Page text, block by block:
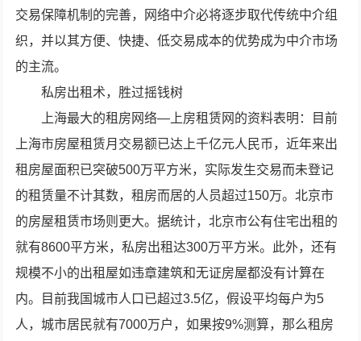
交易保障机制的完善，网络中介必将逐步取代传统中介组
织，并以其方便、快捷、低交易成本的优势成为中介市场
的主流。
私房出租术，胜过摇钱树
上海最大的租房网络—上房租赁网的资料表明：目前
上海市房屋租赁月交易额已达上千亿元人民币，近年来出
租房屋面积已突破500万平方米，实际发生交易而未登记
的租赁量不计其数，租房而居的人员超过150万。北京市
的房屋租赁市场则更大。据统计，北京市公有住宅出租的
就有8600平方米，私房出租达300万平方米。此外，还有
规模不小的出租屋如违章建筑和无证房屋都没有计算在
内。目前我国城市人口已超过3.5亿，假设平均每户为5
人，城市居民就有7000万户，如果按9%测算，那么租房